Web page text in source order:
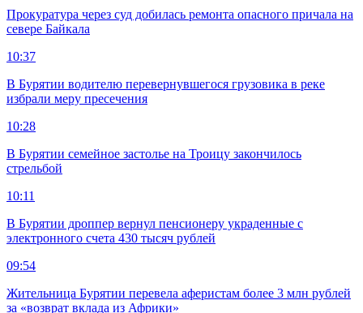
Прокуратура через суд добилась ремонта опасного причала на
севере Байкала
10:37
В Бурятии водителю перевернувшегося грузовика в реке
избрали меру пресечения
10:28
В Бурятии семейное застолье на Троицу закончилось
стрельбой
10:11
В Бурятии дроппер вернул пенсионеру украденные с
электронного счета 430 тысяч рублей
09:54
Жительница Бурятии перевела аферистам более 3 млн рублей
за «возврат вклада из Африки»